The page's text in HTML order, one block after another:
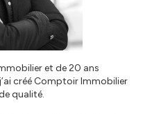
et de 20 ans
créé Comptoir Immobilier
qualité.